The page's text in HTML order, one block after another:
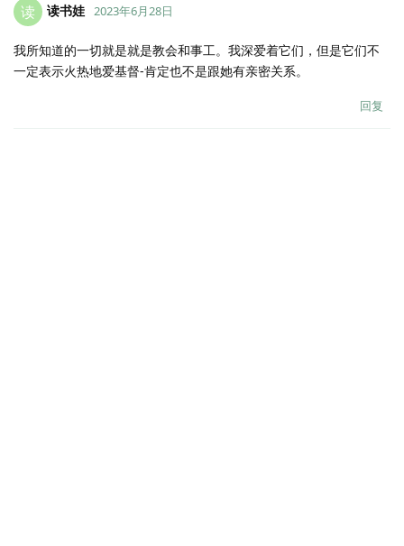
读 读书娃 2023年6月28日
我所知道的一切就是就是教会和事工。我深爱着它们，但是它们不
一定表示火热地爱基督-肯定也不是跟她有亲密关系。
回复